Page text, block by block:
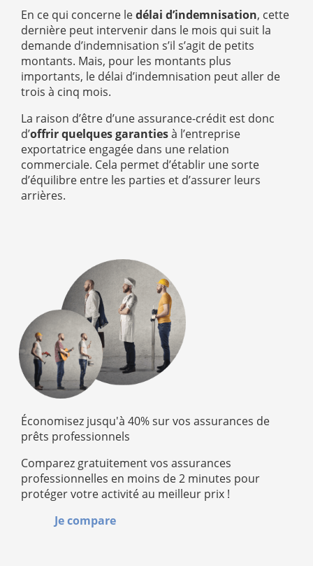
En ce qui concerne ledélai d’indemnisation, cette
dernière peut intervenir dans le mois qui suit la
demande d’indemnisation s’il s’agit de petits
montants. Mais, pour les montants plus
importants, le délai d’indemnisation peut aller de
trois à cinq mois.
La raison d’être d’une assurance-crédit est donc
d’offrir quelques garantiesà l’entreprise
exportatrice engagée dans une relation
commerciale. Cela permet d’établir une sorte
d’équilibre entre les parties et d’assurer leurs
arrières.
Économisez jusqu'à 40% sur vos assurances de
prêts professionnels
Comparez gratuitement vos assurances
professionnelles en moins de 2 minutes pour
protéger votre activité au meilleur prix !
Je compare